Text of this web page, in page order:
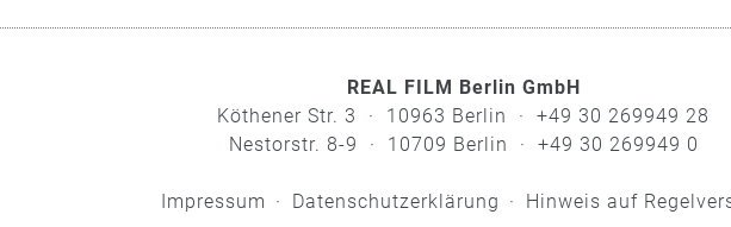
REAL FILM Berlin GmbH
Köthener Str. 3 · 10963 Berlin · +49 30 269949 28
Nestorstr. 8-9 · 10709 Berlin · +49 30 269949 0
Impressum Datenschutzerklärung Hinweis auf